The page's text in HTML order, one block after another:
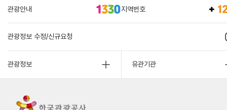
관광안내 지역번호
관광정보 수정/신규요청
관광정보 유관기관